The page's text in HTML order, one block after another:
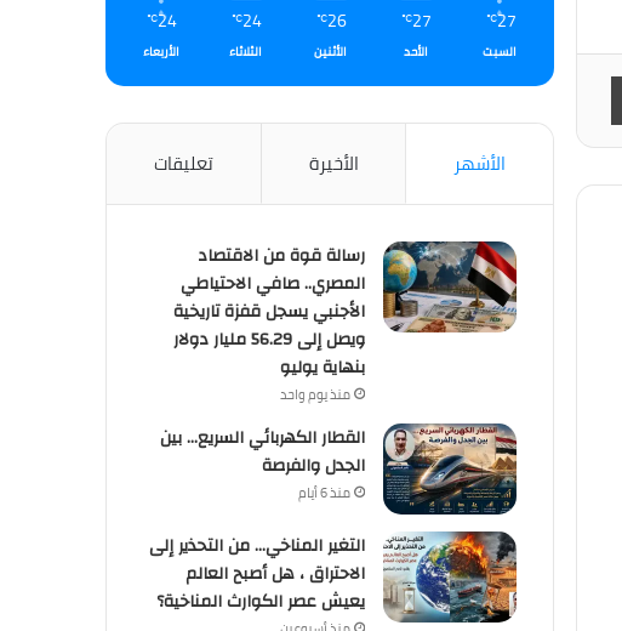
27
℃
السبت
27
℃
الأحد
26
℃
الأثنين
24
℃
الثلاثاء
24
℃
الأربعاء
الأشهر الأخيرة تعليقات
رسالة قوة من الاقتصاد
المصري.. صافي الاحتياطي
الأجنبي يسجل قفزة تاريخية
ويصل إلى 56.29 مليار دولار
بنهاية يوليو
منذ يوم واحد
القطار الكهربائي السريع… بين
الجدل والفرصة
منذ 6 أيام
التغير المناخي… من التحذير إلى
الاحتراق ، هل أصبح العالم
يعيش عصر الكوارث المناخية؟